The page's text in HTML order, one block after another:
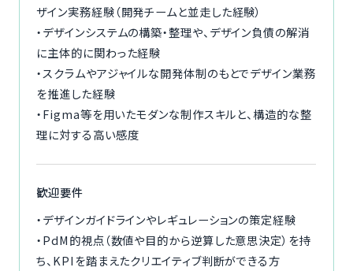
ザイン実務経験（開発チームと並走した経験）
・デザインシステムの構築・整理や、デザイン負債の解消
に主体的に関わった経験
・スクラムやアジャイルな開発体制のもとでデザイン業務
を推進した経験
・Figma等を用いたモダンな制作スキルと、構造的な整
理に対する高い感度
歓迎要件
・デザインガイドラインやレギュレーションの策定経験
・PdM的視点（数値や目的から逆算した意思決定）を持
ち、KPIを踏まえたクリエイティブ判断ができる方